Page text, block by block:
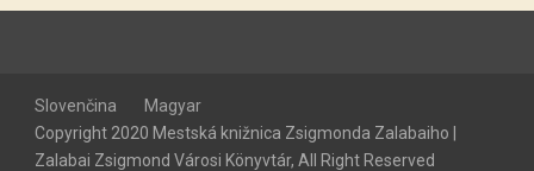
Slovenčina
Magyar
Copyright 2020 Mestská knižnica Zsigmonda Zalabaiho |
Zalabai Zsigmond Városi Könyvtár, All Right Reserved